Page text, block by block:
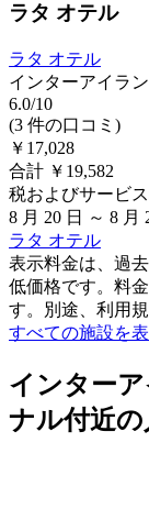
ラタ オテル
ラタ オテル
インターアイラ
6.0/10
(3 件の口コミ)
￥17,028
合計 ￥19,582
税およびサービ
8 月 20 日 ～ 8 月
ラタ オテル
表示料金は、過
低価格です。料
す。別途、利用
すべての施設を
インター
ナル付近